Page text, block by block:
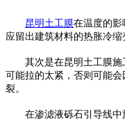
昆明土工膜在温度的影
应留出建筑材料的热胀冷缩
其次是在昆明土工膜施
可能拉的太紧，否则可能
裂。
在渗滤液砾石引导线中